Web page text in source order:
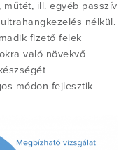
ill. egyéb passzív
nélkül.
fizető felek
való növekvő
módon fejlesztik